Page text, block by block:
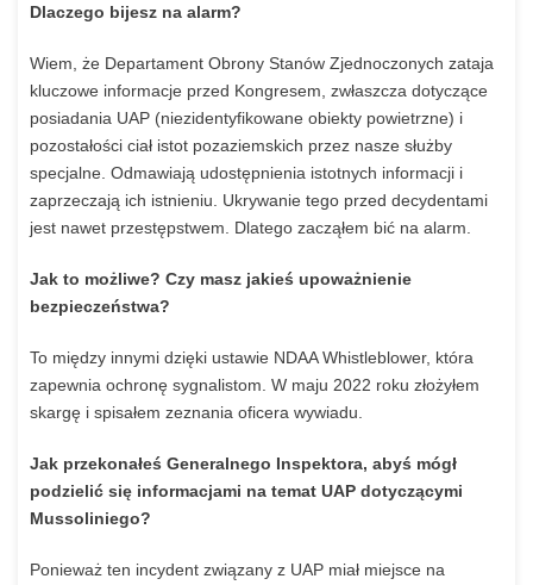
Dlaczego bijesz na alarm?
Wiem, że Departament Obrony Stanów Zjednoczonych zataja
kluczowe informacje przed Kongresem, zwłaszcza dotyczące
posiadania UAP (niezidentyfikowane obiekty powietrzne) i
pozostałości ciał istot pozaziemskich przez nasze służby
specjalne. Odmawiają udostępnienia istotnych informacji i
zaprzeczają ich istnieniu. Ukrywanie tego przed decydentami
jest nawet przestępstwem. Dlatego zacząłem bić na alarm.
Jak to możliwe? Czy masz jakieś upoważnienie
bezpieczeństwa?
To między innymi dzięki ustawie NDAAWhistleblower, która
zapewnia ochronę sygnalistom. W maju 2022 roku złożyłem
skargę i spisałem zeznania oficera wywiadu.
Jak przekonałeś Generalnego Inspektora, abyś mógł
podzielić się informacjami na temat UAP dotyczącymi
Mussoliniego?
Ponieważ ten incydent związany z UAP miał miejsce na